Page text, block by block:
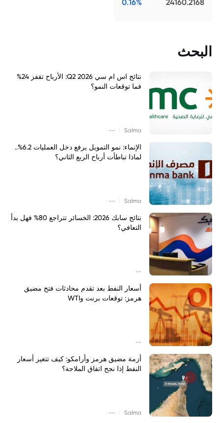
24160.2168
0.16%
البحث
نتائج اس ام سي Q2 2026: الأرباح تقفز 24%
فما توقعات النمو؟
Salma
--
الإنماء: نمو التمويل يرفع دخل العمليات 6.2%..
لماذا تباطأت أرباح الربع الثاني؟
Salma
--
نتائج سابك 2026: الخسائر تتراجع 80% فهل بدأ
التعافي؟
--
أسعار النفط بعد تقدم محادثات فتح مضيق
هرمز: توقعات برنت وWTI
--
أزمة مضيق هرمز وأرامكو: كيف تتغير أسعار
النفط إذا نجح اتفاق الملاحة؟
Salma
--